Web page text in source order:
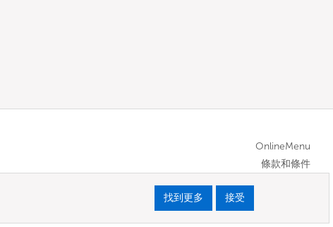
OnlineMenu
條款和條件
找到更多 接受